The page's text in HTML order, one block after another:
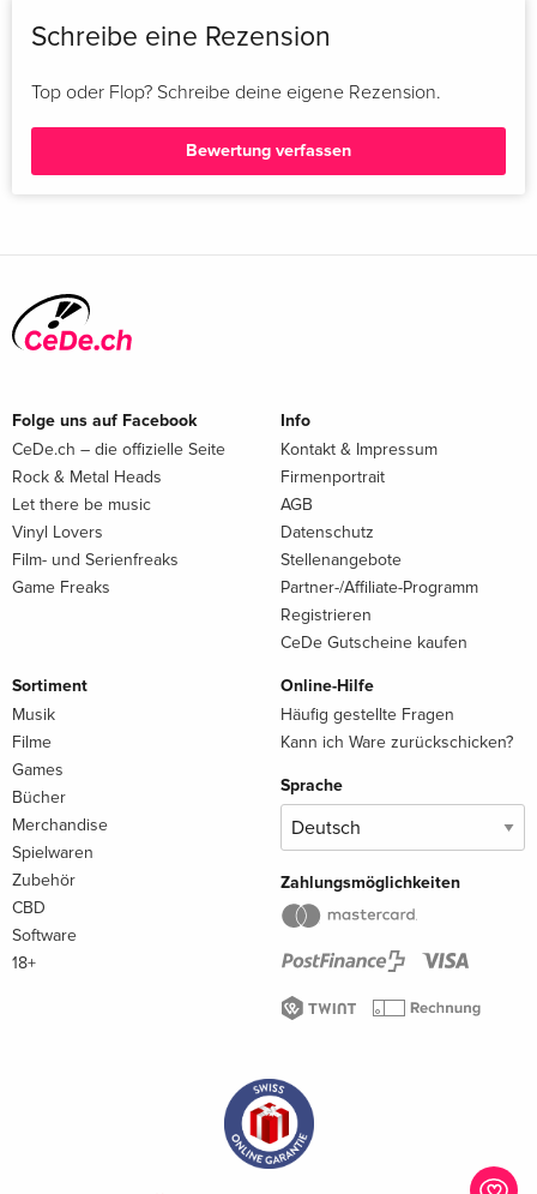
Schreibe eine Rezension
Top oder Flop? Schreibe deine eigene Rezension.
Bewertung verfassen
Folge uns auf Facebook
CeDe.ch – die offizielle Seite
Rock & Metal Heads
Let there be music
Vinyl Lovers
Film- und Serienfreaks
Game Freaks
Info
Kontakt & Impressum
Firmenportrait
AGB
Datenschutz
Stellenangebote
Partner-/Affiliate-Programm
Registrieren
CeDe Gutscheine kaufen
Sortiment
Musik
Filme
Games
Bücher
Merchandise
Spielwaren
Zubehör
CBD
Software
18+
Online-Hilfe
Häufig gestellte Fragen
Kann ich Ware zurückschicken?
Sprache
Zahlungsmöglichkeiten